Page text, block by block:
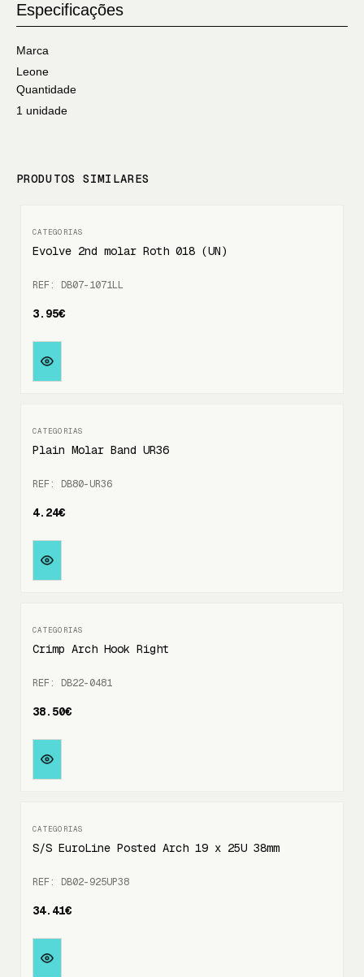
Especificações
Marca
Leone
Quantidade
1 unidade
PRODUTOS SIMILARES
Evolve 2nd molar Roth 018 (UN)
REF: DB07-1071LL
3.95€
Plain Molar Band UR36
REF: DB80-UR36
4.24€
Crimp Arch Hook Right
REF: DB22-0481
38.50€
S/S EuroLine Posted Arch 19 x 25U 38mm
REF: DB02-925UP38
34.41€